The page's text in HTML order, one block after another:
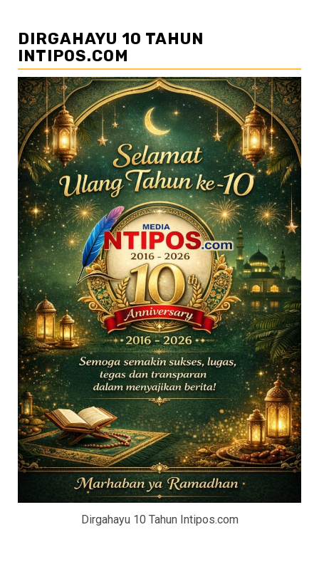
DIRGAHAYU 10 TAHUN
INTIPOS.COM
Dirgahayu 10 Tahun Intipos.com